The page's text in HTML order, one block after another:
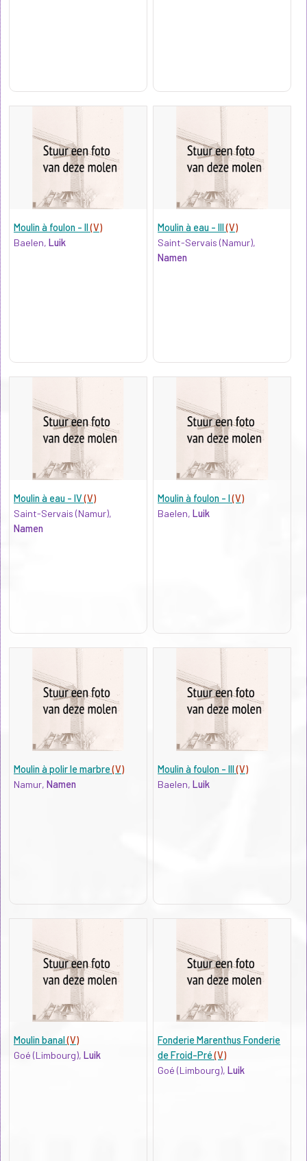
Moulin à foulon - II(V)
Baelen, Luik
Moulin à eau - III(V)
Saint-Servais (Namur),
Namen
Moulin à eau - IV(V)
Saint-Servais (Namur),
Namen
Moulin à foulon - I(V)
Baelen,Luik
Moulin à polir le marbre(V)
Namur, Namen
Moulin à foulon - III(V)
Baelen,Luik
Moulin banal(V)
Goé (Limbourg), Luik
Fonderie Marenthus Fonderie
de Froid-Pré(V)
Goé (Limbourg),Luik